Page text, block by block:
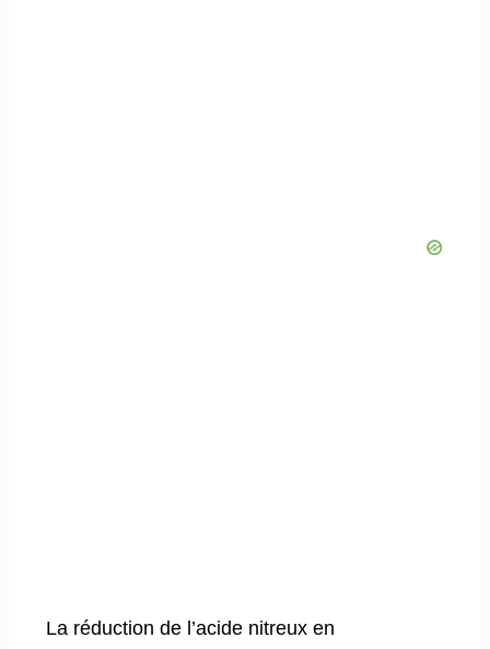
La réduction de l’acide nitreux en